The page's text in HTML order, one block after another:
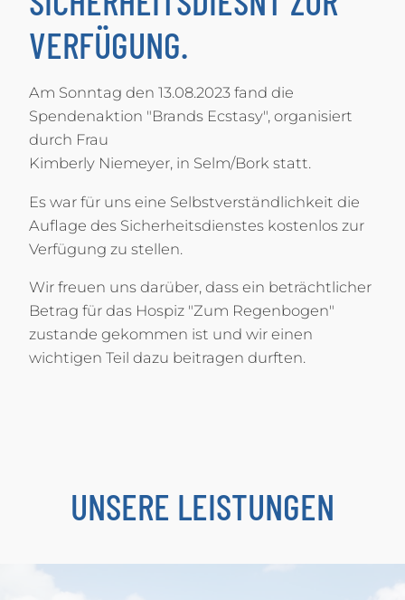
VERFÜGUNG.
Am Sonntag den 13.08.2023 fand die
Spendenaktion "Brands Ecstasy", organisiert
durch Frau
Kimberly Niemeyer, in Selm/Bork statt.
Es war für uns eine Selbstverständlichkeit die
Auflage des Sicherheitsdienstes kostenlos zur
Verfügung zu stellen.
Wir freuen uns darüber, dass ein beträchtlicher
Betrag für das Hospiz "Zum Regenbogen"
zustande gekommen ist und wir einen
wichtigen Teil dazu beitragen durften.
UNSERE LEISTUNGEN